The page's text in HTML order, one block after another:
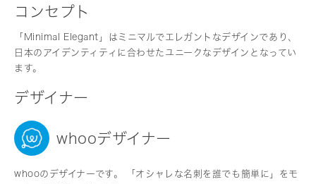
コンセプト
「Minimal Elegant」はミニマルでエレガントなデザインであり、
日本のアイデンティティに合わせたユニークなデザインとなってい
ます。
デザイナー
whooデザイナー
whooのデザイナーです。 「オシャレな名刺を誰でも簡単に」をモ